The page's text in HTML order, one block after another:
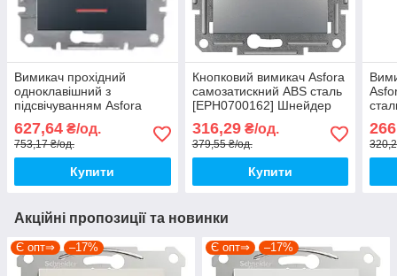
Вимикач прохідний
одноклавішний з
підсвічуванням Asfora
чорний [EPH1500171]
Шнейдер Електрік
627,64 ₴/од.
753,17 ₴/од.
Купити
Кнопковий вимикач Asfora
самозатискний ABS сталь
[EPH0700162] Шнейдер
316,29₴/од.
379,55 ₴/од.
Купити
Акційні пропозиції та новинки
Є опт⇒ –17% Є опт⇒ –17%